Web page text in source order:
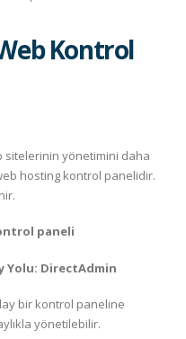
Kontrol
sitelerinin yönetimini daha
hosting kontrol panelidir.
Yolu: DirectAdmin
bir kontrol paneline
yönetilebilir.